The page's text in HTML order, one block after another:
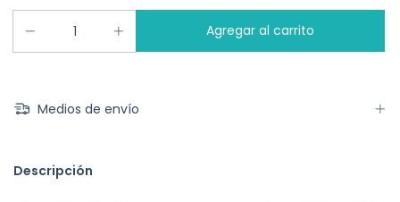
Medios de envío
Descripción